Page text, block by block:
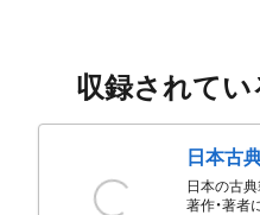
収録されて
日本古
日本の古典
著作・著者